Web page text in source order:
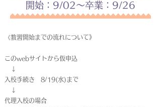
開始：9/02～卒業：9/26
《教習開始までの流れについて》
このwebサイトから仮申込
↓
入校手続き 8/19(水)まで
↓
代理入校の場合